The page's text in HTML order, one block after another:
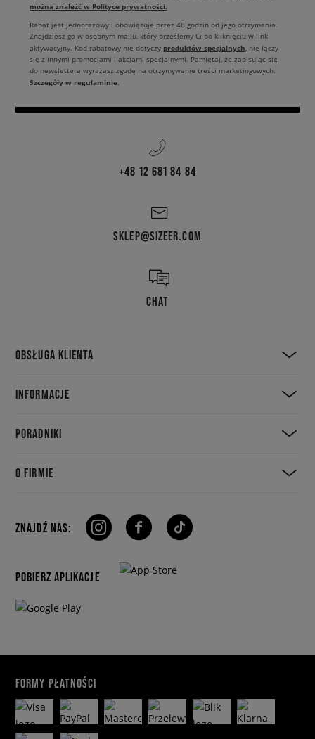
można znaleźć w Polityce prywatności.
Rabat jest jednorazowy i obowiązuje przez 48 godzin od jego otrzymania.
Znajdziesz go w osobnym mailu, który prześlemy Ci po kliknięciu w link
aktywacyjny. Kod rabatowy nie dotyczy produktów specjalnych, nie łączy
się z innymi promocjami i akcjami specjalnymi. Pamiętaj, że zapisując się
do newslettera wyrażasz zgodę na otrzymywanie treści marketingowych.
Szczegóły w regulaminie.
+48 12 681 84 84
SKLEP@SIZEER.COM
CHAT
OBSŁUGA KLIENTA
INFORMACJE
PORADNIKI
O FIRMIE
ZNAJDŹ NAS:
POBIERZ APLIKACJE
FORMY PŁATNOŚCI